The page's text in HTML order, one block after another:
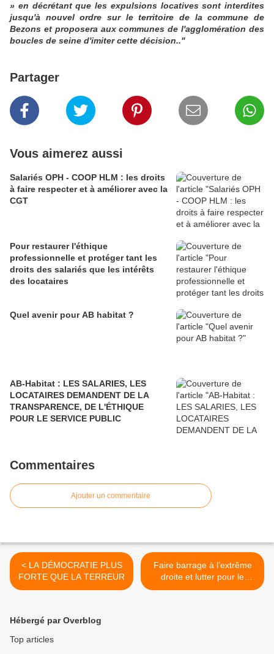
» en décrétant que les expulsions locatives sont interdites
jusqu'à nouvel ordre sur le territoire de la commune de
Bezons et proposera aux communes de l'agglomération des
boucles de seine d'imiter cette décision.."
Partager
Vous aimerez aussi
Salariés OPH - COOP HLM : les droits
à faire respecter et à améliorer avec la
CGT
Pour restaurer l'éthique
professionnelle et protéger tant les
droits des salariés que les intérêts
des locataires
Quel avenir pour AB habitat ?
AB-Habitat : LES SALARIES, LES
LOCATAIRES DEMANDENT DE LA
TRANSPARENCE, DE L'ÉTHIQUE
POUR LE SERVICE PUBLIC
Commentaires
Ajouter un commentaire
< LA DÉMOCRATIE PLUS
FORTE QUE LA TERREUR
Faire barrage à l’extrême
droite et lutter pour le
progrès social et la
Hébergé par Overblog
Top articles